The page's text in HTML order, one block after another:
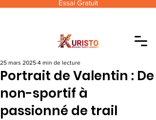
Essai Gratuit
Portrait de Valentin : De
non-sportif à
passionné de trail
25 mars 2025 4 min de lecture